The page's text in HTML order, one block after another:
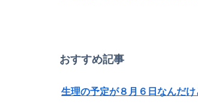
大学のボッチ女に話かけたらこ
おすすめ記事
生理の予定が８月６日なんだ